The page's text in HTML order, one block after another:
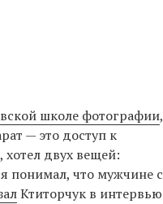
школе фотографии,
— это доступ к
двух вещей:
понимал, что мужчине с
Ктиторчук в интервью